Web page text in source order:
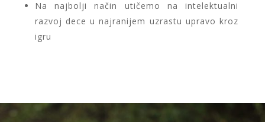
Na najbolji način utičemo na intelektualni
razvoj dece u najranijem uzrastu upravo kroz
igru